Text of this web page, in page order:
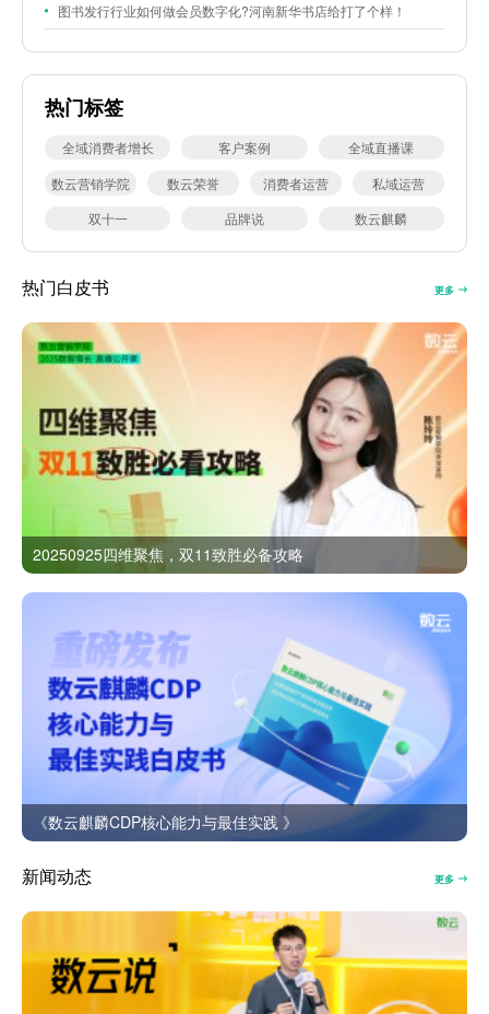
图书发行行业如何做会员数字化?河南新华书店给打了个样！
热门标签
全域消费者增长 客户案例
全域直播课
数云营销学院
数云荣誉 消费者运营
私域运营
双十一
品牌说 数云麒麟
热门白皮书 更多
20250925四维聚焦，双11致胜必备攻略
《数云麒麟CDP核心能力与最佳实践 》
新闻动态 更多